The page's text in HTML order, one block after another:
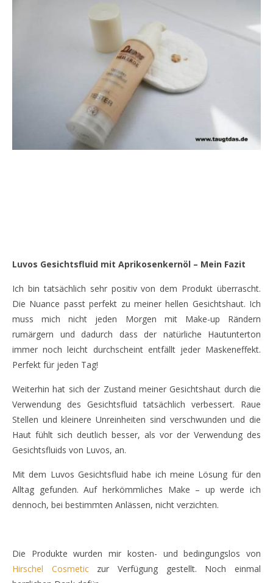
Luvos Gesichtsfluid mit Aprikosenkernöl – Mein Fazit
Ich bin tatsächlich sehr positiv von dem Produkt überrascht.
Die Nuance passt perfekt zu meiner hellen Gesichtshaut. Ich
muss mich nicht jeden Morgen mit Make-up Rändern
rumärgern und dadurch dass der natürliche Hautunterton
immer noch leicht durchscheint entfällt jeder Maskeneffekt.
Perfekt für jeden Tag!
Weiterhin hat sich der Zustand meiner Gesichtshaut durch die
Verwendung des Gesichtsfluid tatsächlich verbessert. Raue
Stellen und kleinere Unreinheiten sind verschwunden und die
Haut fühlt sich deutlich besser, als vor der Verwendung des
Gesichtsfluids von Luvos, an.
Mit dem Luvos Gesichtsfluid habe ich meine Lösung für den
Alltag gefunden. Auf herkömmliches Make – up werde ich
dennoch, bei bestimmten Anlässen, nicht verzichten.
Die Produkte wurden mir kosten- und bedingungslos von
Hirschel Cosmeticzur Verfügung gestellt. Noch einmal